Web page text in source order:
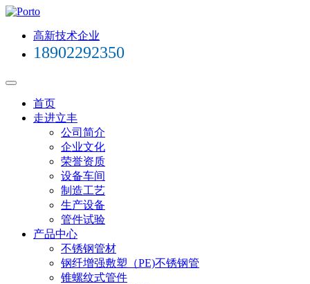
高新技术企业
18902292350
首页
走进立丰
公司简介
企业文化
荣誉资质
设备车间
制造工艺
生产设备
管件试验
产品中心
不锈钢管材
钢纤增强敷塑（PE)不锈钢管
锥螺纹式管件